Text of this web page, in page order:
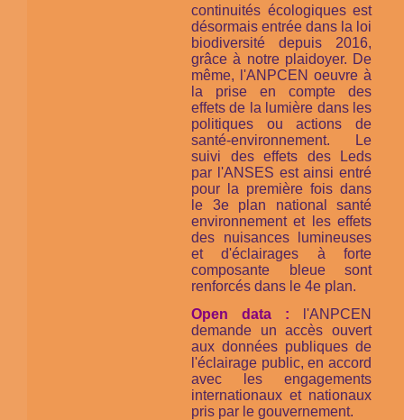
continuités écologiques est
désormais entrée dans la loi
biodiversité depuis 2016,
grâce à notre plaidoyer. De
même, l'ANPCEN oeuvre à
la prise en compte des
effets de la lumière dans les
politiques ou actions de
santé-environnement. Le
suivi des effets des Leds
par l'ANSES est ainsi entré
pour la première fois dans
le 3e plan national santé
environnement et les effets
des nuisances lumineuses
et d'éclairages à forte
composante bleue sont
renforcés dans le 4e plan.
Open data : l'ANPCEN
demande un accès ouvert
aux données publiques de
l'éclairage public, en accord
avec les engagements
internationaux et nationaux
pris par le gouvernement.